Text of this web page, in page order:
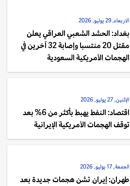
الاربعاء, 29 يوليو, 2026
بغداد: الحشد الشعبي العراقي يعلن
مقتل 20 منتسبا وإصابة 32 آخرين في
الهجمات الأمريكية السعودية
الإثنين, 27 يوليو, 2026
اقتصاد: النفط يهبط بأكثر من 6% بعد
توقف الهجمات الأمريكية الإيرانية
الجمعة, 17 يوليو, 2026
طهران: إيران تشن هجمات جديدة بعد